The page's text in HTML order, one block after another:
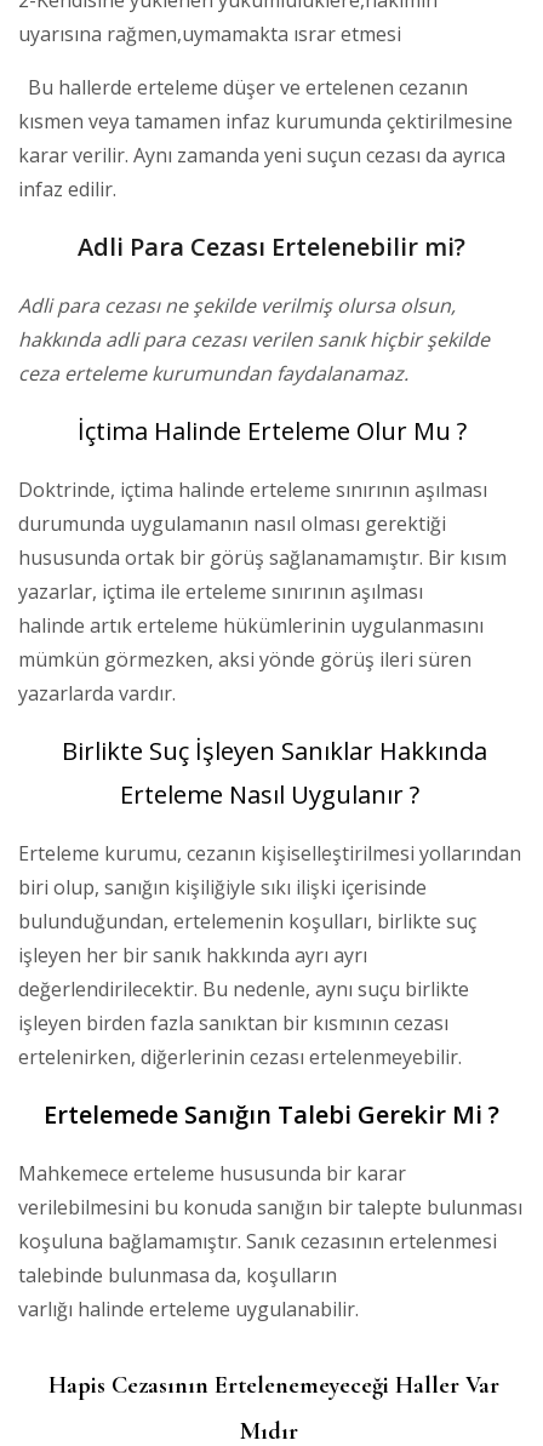
uyarısına rağmen,uymamakta ısrar etmesi
Bu hallerde erteleme düşer ve ertelenen cezanın
kısmen veya tamamen infaz kurumunda çektirilmesine
karar verilir. Aynı zamanda yeni suçun cezası da ayrıca
infaz edilir.
Adli Para Cezası Ertelenebilir mi?
Adli para cezası ne şekilde verilmiş olursa olsun,
hakkında adli para cezası verilen sanık hiçbir şekilde
ceza erteleme kurumundan faydalanamaz.
İçtima Halinde Erteleme Olur Mu ?
Doktrinde, içtima halinde erteleme sınırının aşılması
durumunda uygulamanın nasıl olması gerektiği
hususunda ortak bir görüş sağlanamamıştır. Bir kısım
yazarlar, içtima ile erteleme sınırının aşılması
halinde artık erteleme hükümlerinin uygulanmasını
mümkün görmezken, aksi yönde görüş ileri süren
yazarlarda vardır.
Birlikte Suç İşleyen Sanıklar Hakkında
Erteleme Nasıl Uygulanır ?
Erteleme kurumu, cezanın kişiselleştirilmesi yollarından
biri olup, sanığın kişiliğiyle sıkı ilişki içerisinde
bulunduğundan, ertelemenin koşulları, birlikte suç
işleyen her bir sanık hakkında ayrı ayrı
değerlendirilecektir. Bu nedenle, aynı suçu birlikte
işleyen birden fazla sanıktan bir kısmının cezası
ertelenirken, diğerlerinin cezası ertelenmeyebilir.
Ertelemede Sanığın Talebi Gerekir Mi ?
Mahkemece erteleme hususunda bir karar
verilebilmesini bu konuda sanığın bir talepte bulunması
koşuluna bağlamamıştır. Sanık cezasının ertelenmesi
talebinde bulunmasa da, koşulların
varlığı halinde erteleme uygulanabilir.
Hapis Cezasının Ertelenemeyeceği Haller Var
Mıdır